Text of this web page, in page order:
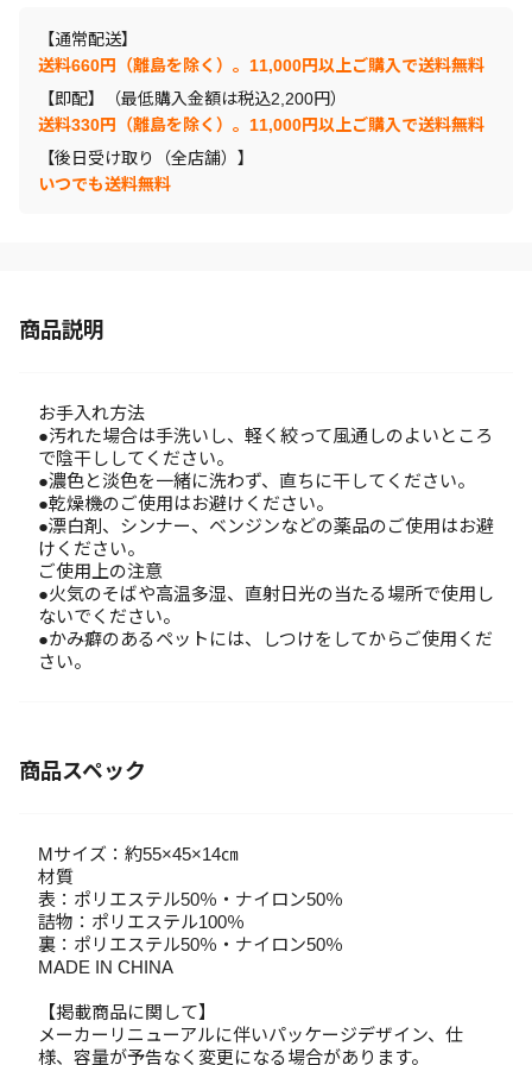
【通常配送】
送料660円（離島を除く）。11,000円以上ご購入で送料無料
【即配】（最低購入金額は税込2,200円）
送料330円（離島を除く）。11,000円以上ご購入で送料無料
【後日受け取り（全店舗）】
いつでも送料無料
商品説明
お手入れ方法
●汚れた場合は手洗いし、軽く絞って風通しのよいところ
で陰干ししてください。
●濃色と淡色を一緒に洗わず、直ちに干してください。
●乾燥機のご使用はお避けください。
●漂白剤、シンナー、ベンジンなどの薬品のご使用はお避
けください。
ご使用上の注意
●火気のそばや高温多湿、直射日光の当たる場所で使用し
ないでください。
●かみ癖のあるペットには、しつけをしてからご使用くだ
さい。
商品スペック
Mサイズ：約55×45×14㎝
材質
表：ポリエステル50％・ナイロン50％
詰物：ポリエステル100％
裏：ポリエステル50％・ナイロン50％
MADE IN CHINA
【掲載商品に関して】
メーカーリニューアルに伴いパッケージデザイン、仕
様、容量が予告なく変更になる場合があります。